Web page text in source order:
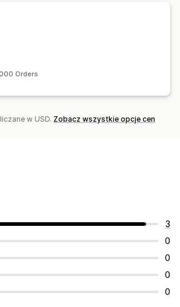
Orders
w USD. Zobacz wszystkie opcje cen
3
0
0
0
0